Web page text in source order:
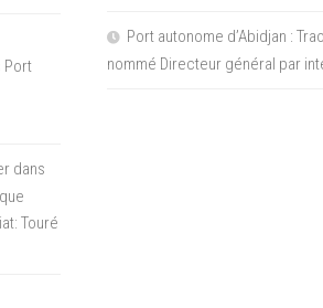
Port
dans
Touré
Port autonome d’Abidjan :
nommé Directeur général par